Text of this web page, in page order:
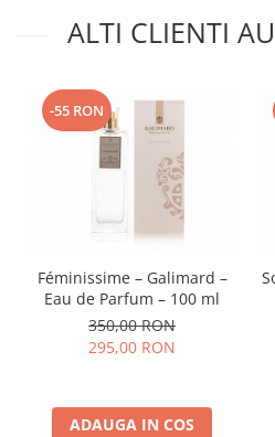
ALTI CLIENTI
-55 RON
Féminissime – Galimard –
Eau de Parfum – 100 ml
350,00 RON
295,00 RON
ADAUGA IN COS